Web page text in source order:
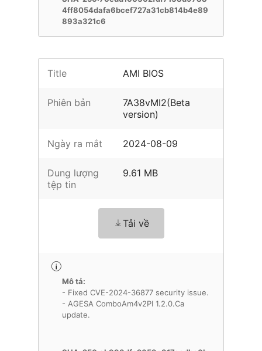
4ff8054dafa6bcef727a31cb814b4e89
893a321c6
Title AMI BIOS
Phiên bản
7A38vMI2(Beta
version)
Ngày ra mắt 2024-08-09
Dung lượng
tệp tin
9.61 MB
Tải về
Mô tả:
- Fixed CVE-2024-36877 security issue.
- AGESA ComboAm4v2PI 1.2.0.Ca
update.